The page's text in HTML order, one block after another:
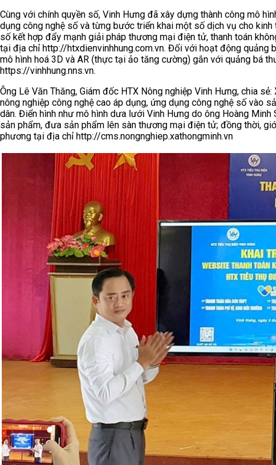
Cùng với chính quyền số, Vinh Hưng đã xây dựng thành công mô
dụng công nghệ số và từng bước triển khai một số dịch vụ cho
số kết hợp đẩy mạnh giải pháp thương mại điện tử, thanh toán
tại địa chỉ http://htxdienvinhhung.com.vn. Đối với hoạt động quảng
mô hình hoá 3D và AR (thực tại ảo tăng cường) gắn với quảng bá
https://vinhhung.nns.vn.
Ông Lê Văn Thăng, Giám đốc HTX Nông nghiệp Vinh Hưng, chia
nông nghiệp công nghệ cao áp dụng, ứng dụng công nghệ số vào
dân. Điển hình như mô hình dưa lưới Vinh Hưng do ông Hoàng
sản phẩm, đưa sản phẩm lên sàn thương mại điện tử; đồng thời,
phương tại địa chỉ http://cms.nongnghiep.xathongminh.vn